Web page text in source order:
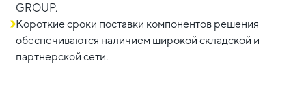
GROUP.
Короткие сроки поставки компонентов решения
обеспечиваются наличием широкой складской и
партнерской сети.